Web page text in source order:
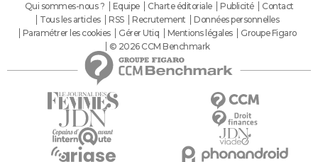
Qui sommes-nous ? Equipe Charte éditoriale Publicité
Contact
Tous les articles
RSS Recrutement
Données personnelles
Paramétrer les cookies
Gérer Utiq Mentions légales
Groupe Figaro
© 2026 CCM Benchmark